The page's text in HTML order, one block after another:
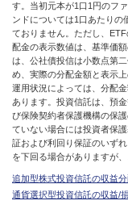
す。当初元本が1口1円のフ
ンドについては1口あたりの
ておりません。ただし、
配金の表示数値は、基準価
は、公社債投信は小数点第
め、実際の分配金額と表示
運用状況によっては、分配
あります。投資信託は、預
び保険契約者保護機構の保
ていない場合には投資者保
証および利回り保証のいず
を下回る場合がありますが
追加型株式投資信託の収益
通貨選択型投資信託の収益/